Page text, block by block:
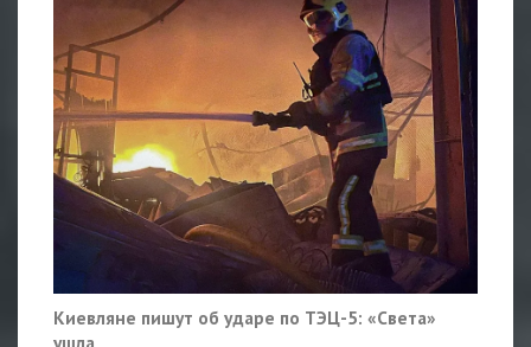
Киевляне пишут об ударе по ТЭЦ-5: «Света»
ушла